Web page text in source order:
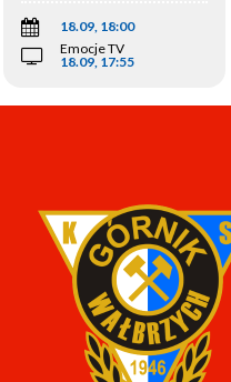
18.09, 18:00
Emocje TV
18.09, 17:55